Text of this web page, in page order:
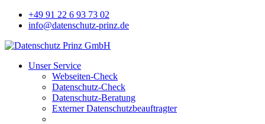
+49 91 22 6 93 73 02
info@datenschutz-prinz.de
Unser Service
Webseiten-Check
Datenschutz-Check
Datenschutz-Beratung
Externer Datenschutzbeauftragter